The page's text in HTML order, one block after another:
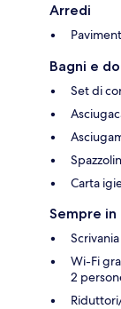
Arredi
Bagni e
Set di
Carta
Sempre
Scrivania
Wi-Fi
2